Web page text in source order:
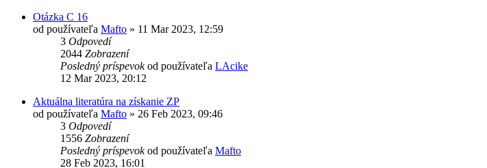
Otázka C 16
od používateľa Mafto » 11 Mar 2023, 12:59
3 Odpovedí
2044 Zobrazení
Posledný príspevokod používateľa LAcike
12 Mar 2023, 20:12
Aktuálna literatúra na získanie ZP
od používateľa Mafto » 26 Feb 2023, 09:46
3 Odpovedí
1556 Zobrazení
Posledný príspevokod používateľa Mafto
28 Feb 2023, 16:01